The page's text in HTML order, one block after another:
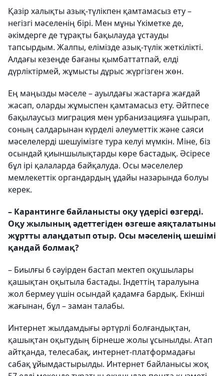
Қазір халықты азық-түлікпен қамтамасыз ету –
негізгі мәселенің бірі. Мен мұны Үкіметке де,
әкімдерге де тұрақты бақылауда ұстауды
тапсырдым. Жалпы, елімізде азық-түлік жеткілікті.
Алдағы кезеңде бағаны қымбаттатпай, елді
дүрліктірмей, жұмысты дұрыс жүргізген жөн.
Ең маңызды мәселе – ауылдағы жас­тарға жағдай
жасап, оларды жұмыспен қамтамасыз ету. Әйтпесе
бақылаусыз миграция мен урбанизацияға ұшырап,
соның салдарынан күрделі әлеуметтік және саяси
мәселелерді шешуімізге тура келуі мүмкін. Міне, біз
осындай қиыншылықтарды көре бастадық. Әсіресе
бұл ірі қалаларда байқалуда. Осы мәселелер
мемлекеттік органдардың ұдайы назарында болуы
керек.
– Карантинге байланысты оқу үдерісі өзгерді.
Оқу жылының әдет­тегі­ден өзгеше аяқталатыны
жұртты алаң­датып отыр. Осы мәселенің шешімі
қандай болмақ?
– Биылғы 6 сәуірден бастап мектеп оқушылары
қашықтан оқытыла бас­тады. Індеттің таралуына
жол бермеу үшін осындай қадамға бардық. Екінші
жағынан, бұл – заман талабы.
Интернет жылдамдығы әртүрлі болғандықтан,
қашықтан оқытудың бірнеше жолы ұсынылды. Атап
айтқанда, телесабақ, интернет-платформадағы
сабақ ұйымдастырылды. Интернет байланысы жоқ